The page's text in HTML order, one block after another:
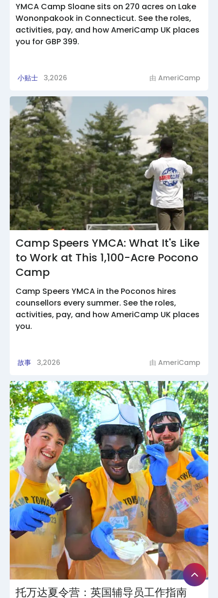
YMCA Camp Sloane sits on 270 acres on Lake
Wononpakook in Connecticut. See the roles,
activities, pay, and how AmeriCamp UK places
you for GBP 399.
小贴士 3,2026 由 AmeriCamp
Camp Speers YMCA: What It's Like
to Work at This 1,100-Acre Pocono
Camp
Camp Speers YMCA in the Poconos hires
counsellors every summer. See the roles,
activities, pay, and how AmeriCamp UK places
you.
故事 3,2026 由 AmeriCamp
托万达夏令营：英国辅导员工作指南